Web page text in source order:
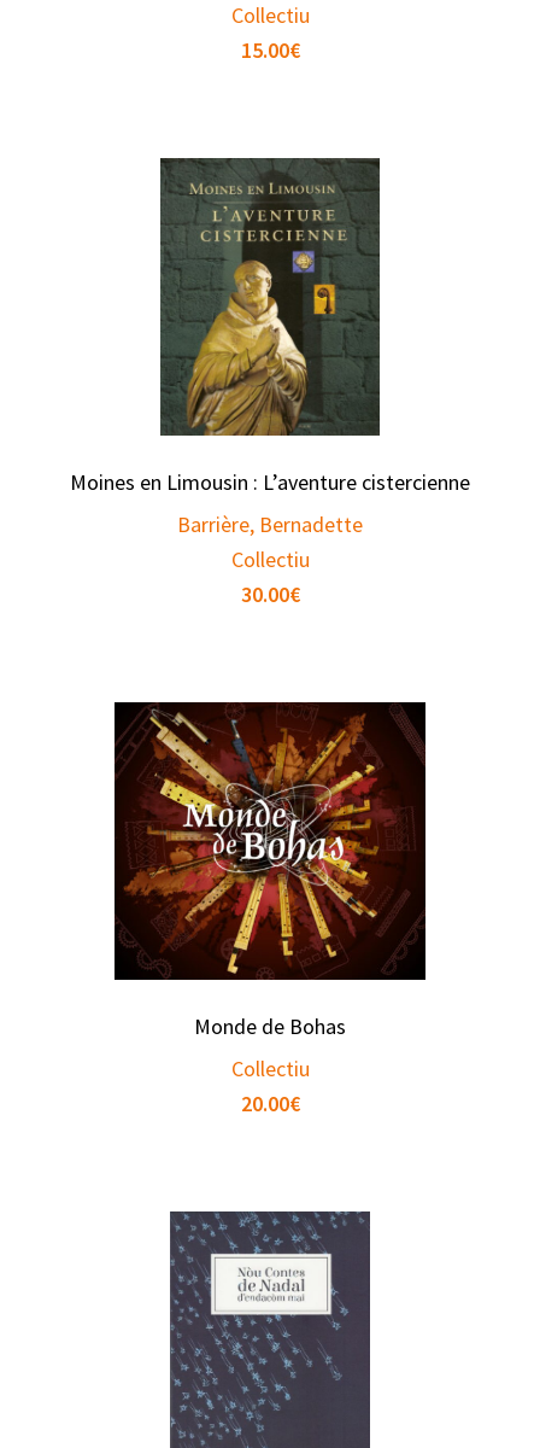
Collectiu
15.00€
Moines en Limousin : L’aventure cistercienne
Barrière, Bernadette
Collectiu
30.00€
Monde de Bohas
Collectiu
20.00€